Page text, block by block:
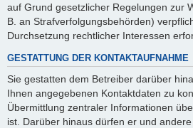
auf Grund gesetzlicher Regelungen zur
B. an Strafverfolgungsbehörden)
Durchsetzung rechtlicher Interessen
GESTATTUNG DER KONTAKTAUFNAHME
Sie gestatten dem Betreiber darüber
Ihnen angegebenen Kontaktdaten zu
Übermittlung zentraler Informationen
ist. Darüber hinaus dürfen er und